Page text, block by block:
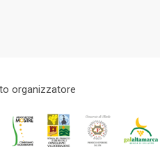
organizzatore